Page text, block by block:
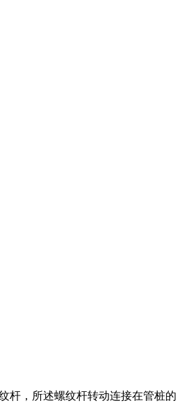
杆，所述螺纹杆转动连接在管桩的